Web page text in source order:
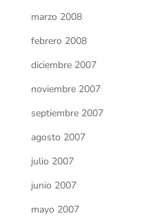
marzo 2008
febrero 2008
diciembre 2007
noviembre 2007
septiembre 2007
agosto 2007
julio 2007
junio 2007
mayo 2007